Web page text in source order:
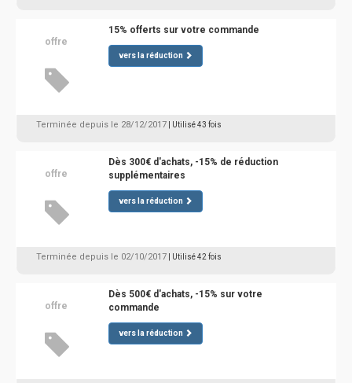
offre
15% offerts sur votre commande
vers la réduction
Terminée depuis le 28/12/2017 | Utilisé 43 fois
offre
Dès 300€ d'achats, -15% de réduction
supplémentaires
vers la réduction
Terminée depuis le 02/10/2017 | Utilisé 42 fois
offre
Dès 500€ d'achats, -15% sur votre
commande
vers la réduction